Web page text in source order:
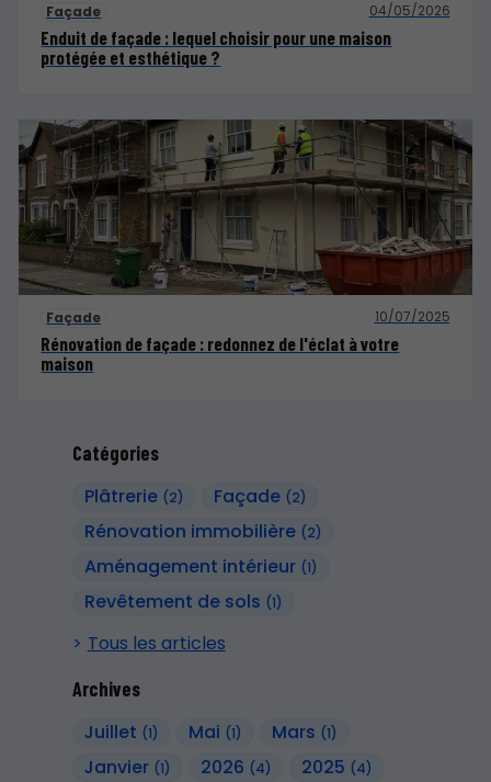
Catégories
Plâtrerie (2) Façade (2)
Rénovation immobilière (2)
Aménagement intérieur (1)
Revêtement de sols (1)
Tous les articles
Archives
Juillet (1) Mai (1) Mars (1)
Janvier (1) 2026 (4) 2025 (4)
Façade 04/05/2026
Enduit de façade : lequel choisir pour une maison
protégée et esthétique ?
Façade 10/07/2025
Rénovation de façade : redonnez de l'éclat à votre
maison